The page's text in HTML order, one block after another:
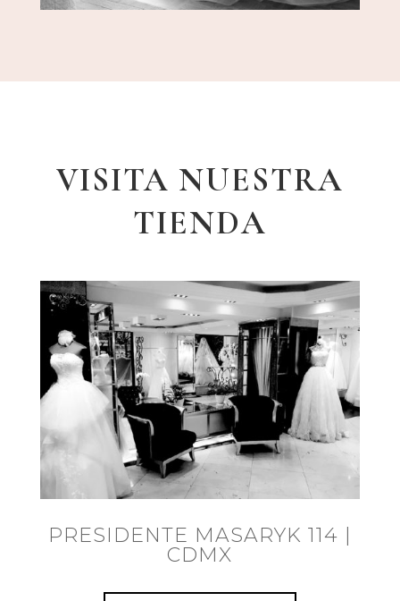
VISITA NUESTRA
TIENDA
PRESIDENTE MASARYK 114 |
CDMX